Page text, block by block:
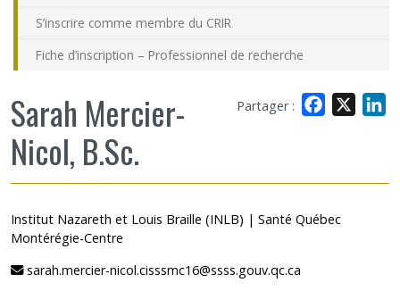
S’inscrire comme membre du CRIR
Fiche d’inscription – Professionnel de recherche
Partager : Facebook
Sarah Mercier-
Nicol, B.Sc.
Institut Nazareth et Louis Braille (INLB) | Santé Québec
Montérégie-Centre
sarah.mercier-nicol.cisssmc16@ssss.gouv.qc.ca